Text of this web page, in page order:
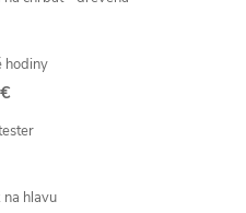
hodiny
hlavu